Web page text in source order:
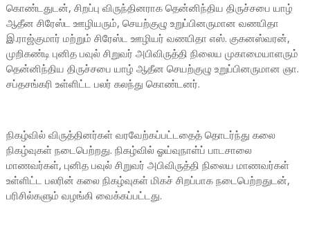
கொண்டதுடன், சிறப்பு விருந்தினராக தென்னிந்திய திருச்சபை யாழ்
ஆதீன சிரேஸ்ட ஊழியரும், செயற்குழு உறுப்பினருமான வணபிதா
இ.ராஜ்குமார் மற்றும் சிரேஸ்ட ஊழியர் வணபிதா எஸ். குகனஸ்வரன்,
முறிகண்டி புனித பவுல் சிறுவர் அபிவிருத்தி நிலைய முகாமையாளரும்
தென்னிந்திய திருச்சபை யாழ் ஆதீன செயற்குழு உறுப்பினருமான ஞா.
சப்தசங்கரி உள்ளிட்ட பலர் கலந்து கொண்டனர்.
நிகழ்வில் விருத்தினர்கள் வரவேற்கப்பட்டதைத் தொடர்ந்து கலை
நிகழ்வுகள் நடைபெற்றது. நிகழ்வில் ஓய்வுநாள்ப் பாடசாலை
மாணவர்கள், புனித பவுல் சிறுவர் அபிவிருத்தி நிலைய மாணவர்கள்
உள்ளிட்ட பலரின் கலை நிகழ்வுகள் மிகச் சிறப்பாக நடைபெற்றதுடன்,
பரிசில்களும் வழங்கி வைக்கப்பட்டது.